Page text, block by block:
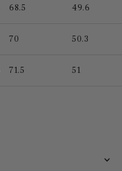
68.5 49.6
70 50.3
71.5 51